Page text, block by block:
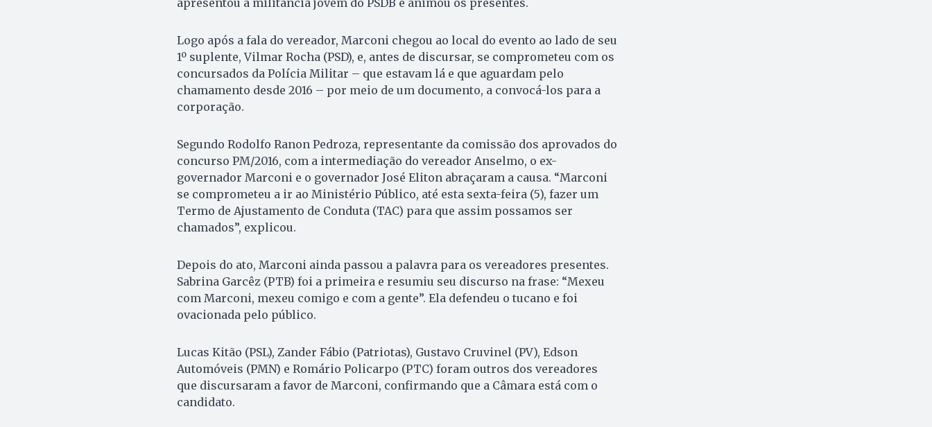
Logo após a fala do vereador, Marconi chegou ao local do evento ao lado de seu
1º suplente, Vilmar Rocha (PSD), e, antes de discursar, se comprometeu com os
concursados da Polícia Militar – que estavam lá e que aguardam pelo
chamamento desde 2016 – por meio de um documento, a convocá-los para a
corporação.
Segundo Rodolfo Ranon Pedroza, representante da comissão dos aprovados do
concurso PM/2016, com a intermediação do vereador Anselmo, o ex-
governador Marconi e o governador José Eliton abraçaram a causa. “Marconi
se comprometeu a ir ao Ministério Público, até esta sexta-feira (5), fazer um
Termo de Ajustamento de Conduta (TAC) para que assim possamos ser
chamados”, explicou.
Depois do ato, Marconi ainda passou a palavra para os vereadores presentes.
Sabrina Garcêz (PTB) foi a primeira e resumiu seu discurso na frase: “Mexeu
com Marconi, mexeu comigo e com a gente”. Ela defendeu o tucano e foi
ovacionada pelo público.
Lucas Kitão (PSL), Zander Fábio (Patriotas), Gustavo Cruvinel (PV), Edson
Automóveis (PMN) e Romário Policarpo (PTC) foram outros dos vereadores
que discursaram a favor de Marconi, confirmando que a Câmara está com o
candidato.